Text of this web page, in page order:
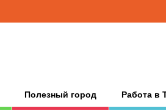
Полезный город Работа в